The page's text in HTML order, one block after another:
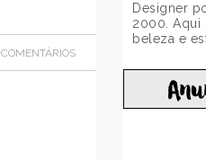
COMENTÁRIOS
Designer
2000. Aqui
beleza e